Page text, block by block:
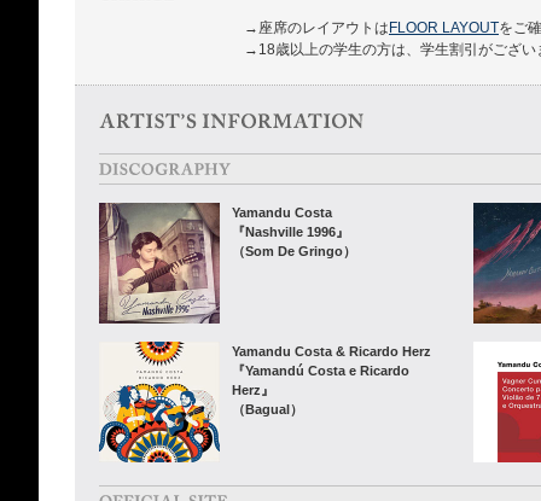
→座席のレイアウトは FLOOR LAYOUTをご
→18歳以上の学生の方は、学生割引がござい
Yamandu Costa
『Nashville 1996』
（Som De Gringo）
Yamandu Costa & Ricardo Herz
『Yamandú Costa e Ricardo
Herz』
（Bagual）